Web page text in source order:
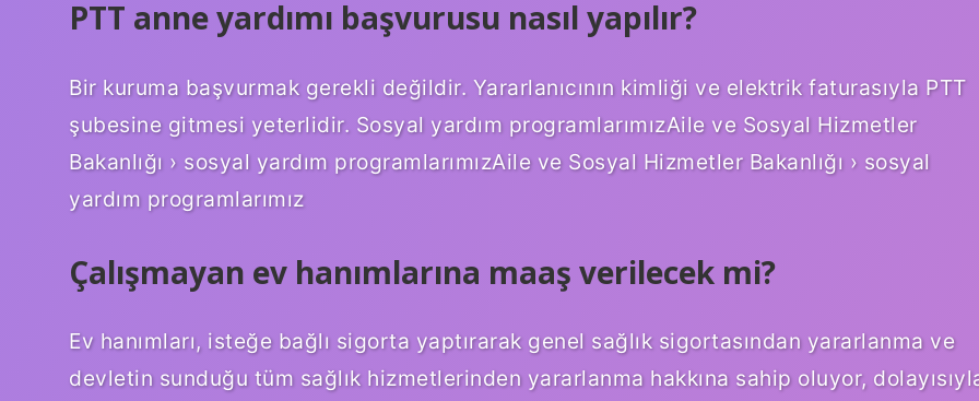
PTT anne yardımı başvurusu nasıl yapılır?
Bir kuruma başvurmak gerekli değildir. Yararlanıcının kimliği ve elektrik faturasıyla PTT
şubesine gitmesi yeterlidir. Sosyal yardım programlarımızAile ve Sosyal Hizmetler
Bakanlığı › sosyal yardım programlarımızAile ve Sosyal Hizmetler Bakanlığı › sosyal
yardım programlarımız
Çalışmayan ev hanımlarına maaş verilecek mi?
Ev hanımları, isteğe bağlı sigorta yaptırarak genel sağlık sigortasından yararlanma ve
devletin sunduğu tüm sağlık hizmetlerinden yararlanma hakkına sahip oluyor,